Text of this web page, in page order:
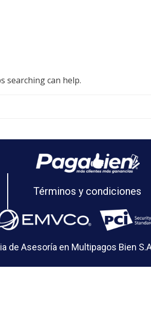
searching can help.
Términos y condiciones
de Asesoría en Multipagos Bien